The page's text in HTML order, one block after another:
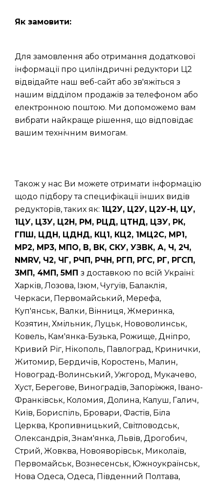
Як замовити:
Для замовлення або отримання додаткової
інформації про циліндричні редуктори Ц2
відвідайте наш веб-сайт або зв'яжіться з
нашим відділом продажів за телефоном або
електронною поштою. Ми допоможемо вам
вибрати найкраще рішення, що відповідає
вашим технічним вимогам.
Також у нас Ви можете отримати інформацію
щодо підбору та специфікації інших видів
редукторів, таких як: 1Ц2У, Ц2У, Ц2У-Н, ЦУ,
1ЦУ, Ц3У, Ц2Н, РМ, РЦД, ЦТНД, ЦЗУ, РК,
ГПШ, ЦДН, ЦДНД, КЦ1, КЦ2, 1МЦ2С, МР1,
МР2, МР3, МПО, В, ВК, СКУ, УЗВК, А, Ч, 2Ч,
NMRV, Ч2, ЧГ, РЧП, РЧН, РГП, РГС, РГ, РГСП,
3МП, 4МП, 5МП з доставкою по всій Україні:
Харків, Лозова, Ізюм, Чугуїв, Балаклія,
Черкаси, Первомайський, Мерефа,
Куп'янськ, Валки, Вінниця, Жмеринка,
Козятин, Хмільник, Луцьк, Нововолинськ,
Ковель, Кам'янка-Бузька, Рожище, Дніпро,
Кривий Ріг, Нікополь, Павлоград, Кринички,
Житомир, Бердичів, Коростень, Малин,
Новоград-Волинський, Ужгород, Мукачево,
Хуст, Берегове, Виноградів, Запоріжжя, Івано-
Франківськ, Коломия, Долина, Калуш, Галич,
Київ, Бориспіль, Бровари, Фастів, Біла
Церква, Кропивницький, Світловодськ,
Олександрія, Знам'янка, Львів, Дрогобич,
Стрий, Жовква, Новояворівськ, Миколаїв,
Первомайськ, Вознесенськ, Южноукраїнськ,
Нова Одеса, Одеса, Південний Полтава,